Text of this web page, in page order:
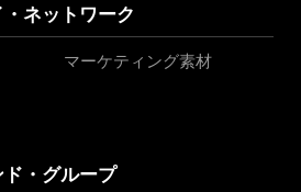
ネットワーク
マーケティング素材
・グループ